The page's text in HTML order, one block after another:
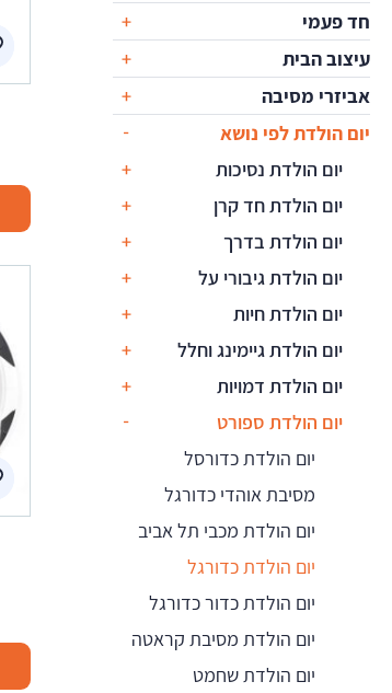
חד פעמי
עיצוב הבית
אביזרי מסיבה
יום הולדת לפי נושא
יום הולדת נסיכות
יום הולדת חד קרן
יום הולדת בדרך
יום הולדת גיבורי על
יום הולדת חיות
יום הולדת גיימינג וחלל
יום הולדת דמויות
יום הולדת ספורט
יום הולדת כדורסל
מסיבת אוהדי כדורגל
יום הולדת מכבי תל אביב
יום הולדת כדורגל
יום הולדת כדור כדורגל
יום הולדת מסיבת קראטה
יום הולדת שחמט